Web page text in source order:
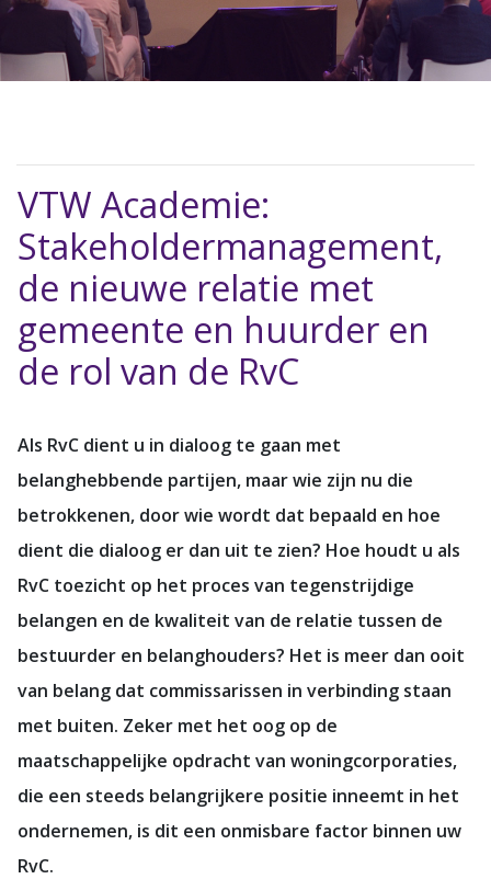
VTW Academie:
Stakeholdermanagement,
de nieuwe relatie met
gemeente en huurder en
de rol van de RvC
Als RvC dient u in dialoog te gaan met
belanghebbende partijen, maar wie zijn nu die
betrokkenen, door wie wordt dat bepaald en hoe
dient die dialoog er dan uit te zien? Hoe houdt u als
RvC toezicht op het proces van tegenstrijdige
belangen en de kwaliteit van de relatie tussen de
bestuurder en belanghouders? Het is meer dan ooit
van belang dat commissarissen in verbinding staan
met buiten. Zeker met het oog op de
maatschappelijke opdracht van woningcorporaties,
die een steeds belangrijkere positie inneemt in het
ondernemen, is dit een onmisbare factor binnen uw
RvC.